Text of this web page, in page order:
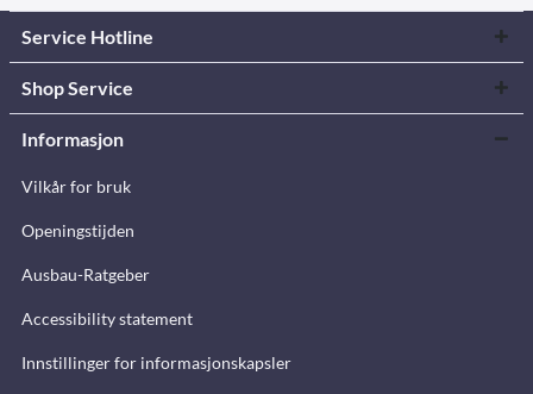
Service Hotline
Shop Service
Informasjon
Vilkår for bruk
Openingstijden
Ausbau-Ratgeber
Accessibility statement
Innstillinger for informasjonskapsler